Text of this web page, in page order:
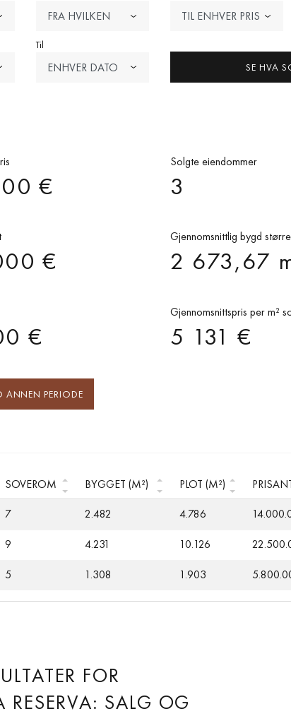
FRA HVILKEN
TIL ENHVER PRIS
Til
ENHVER DATO SE HVA
€
Solgte eiendommer
3
€
Gjennomsnittlig bygd
2 673,67
€
Gjennomsnittspris per m²
5 131 €
PERIODE
SOVEROM BYGGET (M²) PLOT (M²)
7 2.482 4.786
9 4.231 10.126
5 1.308 1.903
FOR
RESERVA: SALG OG